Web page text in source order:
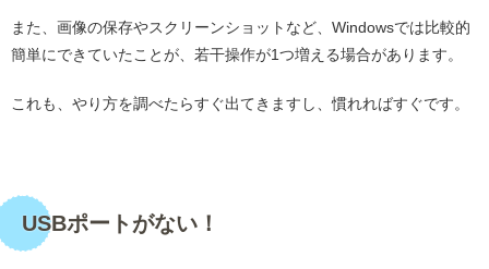
また、画像の保存やスクリーンショットなど、Windowsでは比較的
簡単にできていたことが、若干操作が1つ増える場合があります。
これも、やり方を調べたらすぐ出てきますし、慣れればすぐです。
USBポートがない！